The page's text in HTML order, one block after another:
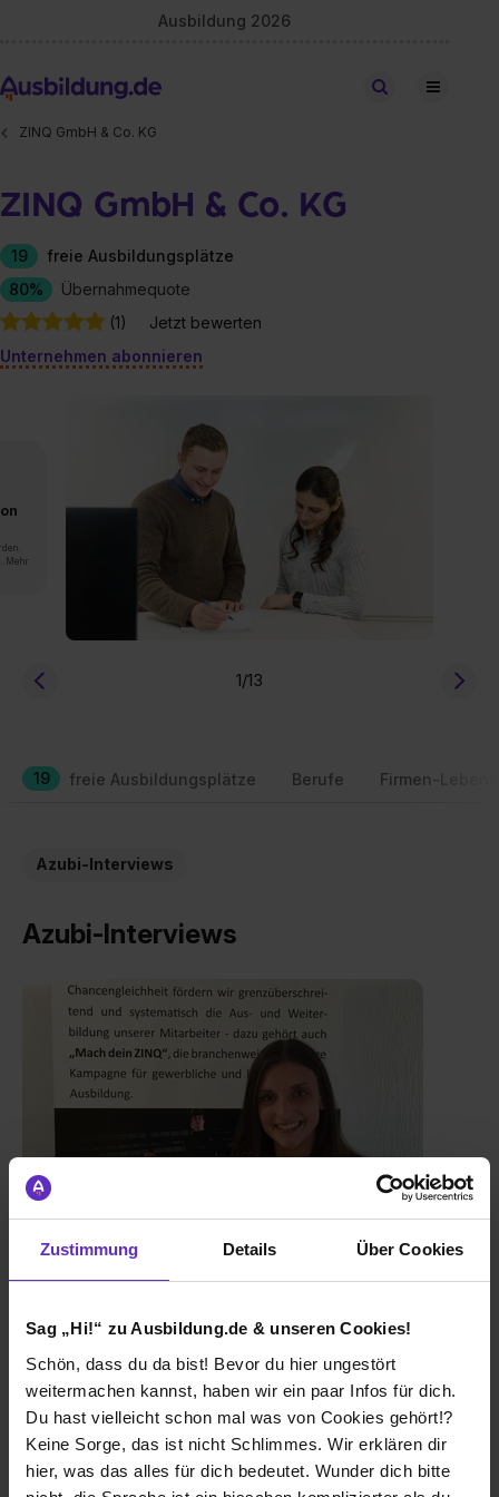
Zustimmung Details Über Cookies
Sag „Hi!“ zu Ausbildung.de & unseren Cookies!
Schön, dass du da bist! Bevor du hier ungestört
weitermachen kannst, haben wir ein paar Infos für dich.
Du hast vielleicht schon mal was von Cookies gehört!?
Keine Sorge, das ist nicht Schlimmes. Wir erklären dir
hier, was das alles für dich bedeutet. Wunder dich bitte
Ausbildung 2026
Stellen finden
ZINQ GmbH & Co. KG
ZINQ GmbH & Co. KG
19
freie Ausbildungsplätze
80%
Übernahmequote
(1)
Jetzt bewerten
Unternehmen abonnieren
Mehr
1/13
19 freie Ausbildungsplätze Berufe Firmen-
Azubi-Interviews
Azubi-Interviews
Julia
Industriekauffrau